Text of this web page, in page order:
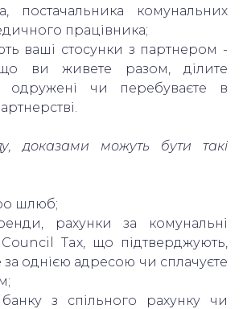
постачальника комунальних
працівника;
ваші стосунки з партнером -
ви живете разом, ділите
одружені чи перебуваєте в
доказами можуть бути такі
шлюб;
рахунки за комунальні
Tax, що підтверджують,
однією адресою чи сплачуєте
з спільного рахунку чи